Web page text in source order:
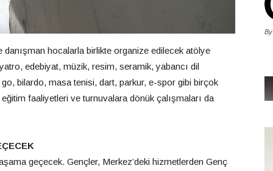
danışman hocalarla birlikte organize edilecek atölye
edebiyat, müzik, resim, seramik, yabancı dil
bilardo, masa tenisi, dart, parkur, e-spor gibi birçok
faaliyetleri ve turnuvalara dönük çalışmaları da
geçecek. Gençler, Merkez’deki hizmetlerden Genç